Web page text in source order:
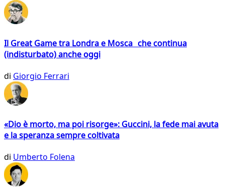
Il Great Game tra Londra e Mosca che continua
(indisturbato) anche oggi
di Giorgio Ferrari
«Dio è morto, ma poi risorge»: Guccini, la fede mai avuta
e la speranza sempre coltivata
di Umberto Folena